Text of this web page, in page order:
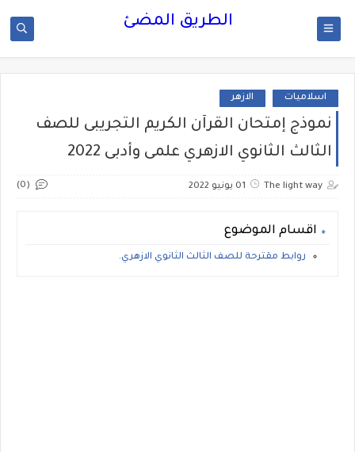
الطريق المضئ
اسلاميات الازهر
نموذج إمتحان القرآن الكريم التجريبى للصف
الثالث الثانوي الازهري علمى وأدبى 2022
The light way 01 يونيو 2022 (0)
اقسام الموضوع
روابط مقترحة للصف الثالث الثانوي الازهري.